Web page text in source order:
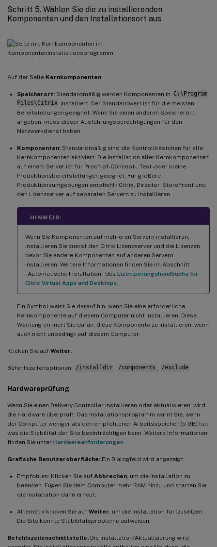
Schritt 5. Wählen Sie die zu installierenden
Komponenten und den Installationsort aus
Auf der Seite Kernkomponenten:
Speicherort: Standardmäßig werden Komponenten in C:\Program
Files\Citrix installiert. Der Standardwert ist für die meisten
Bereitstellungen geeignet. Wenn Sie einen anderen Speicherort
angeben, muss dieser Ausführungsberechtigungen für den
Netzwerkdienst haben.
Komponenten: Standardmäßig sind die Kontrollkästchen für alle
Kernkomponenten aktiviert. Die Installation aller Kernkomponenten
auf einem Server ist für Proof-of-Concept-, Test- oder kleine
Produktionsbereitstellungen geeignet. Für größere
Produktionsumgebungen empfiehlt Citrix, Director, StoreFront und
den Lizenzserver auf separaten Servern zu installieren.
HINWEIS:
Wenn Sie Komponenten auf mehreren Servern installieren,
installieren Sie zuerst den Citrix Lizenzserver und die Lizenzen,
bevor Sie andere Komponenten auf anderen Servern
installieren. Weitere Informationen finden Sie im Abschnitt
„Automatische Installation“ des Lizenzierungshandbuchs für
Citrix Virtual Apps and Desktops
Ein Symbol weist Sie darauf hin, wenn Sie eine erforderliche
Kernkomponente auf diesem Computer nicht installieren. Diese
Warnung erinnert Sie daran, diese Komponente zu installieren, wenn
auch nicht unbedingt auf diesem Computer.
Klicken Sie auf Weiter
Befehlszeilenoptionen: /installdir /components /exclude
Hardwareprüfung
Wenn Sie einen Delivery Controller installieren oder aktualisieren, wird
die Hardware überprüft. Das Installationsprogramm warnt Sie, wenn
der Computer weniger als den empfohlenen Arbeitsspeicher (5 GB) hat,
was die Stabilität der Site beeinträchtigen kann. Weitere Informationen
finden Sie unter Hardwareanforderungen
Grafische Benutzeroberfläche: Ein Dialogfeld wird angezeigt.
Empfohlen: Klicken Sie auf Abbrechen , um die Installation zu
beenden. Fügen Sie dem Computer mehr RAM hinzu und starten Sie
die Installation dann erneut.
Alternativ klicken Sie auf Weiter , um die Installation fortzusetzen.
Die Site könnte Stabilitätsprobleme aufweisen.
Befehlszeilenschnittstelle: Die Installation/Aktualisierung wird